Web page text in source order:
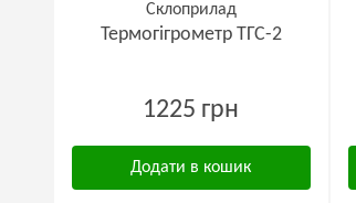
Склоприлад
Термогігрометр ТГС-2
1225 грн
Додати в кошик